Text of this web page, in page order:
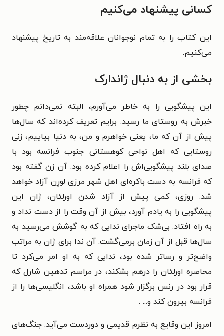
کسانی پیشنهاد می‌کنیم
این کتاب را به تمام نوجوانان علاقه‌مند به تاریخ پیشنهاد
می‌کنیم.
بخشی از به دنبال ژاندارک
این پیشگویی را به خاطر می‌آورم، البته نمی‌دانم چطور
خبرش به روستای ما رسید. برایم تعریف کرده‌اند که سال‌ها
پیش از آن که ما، یعنی خواهرم و من، به دنیا بیاییم، زنی
روستایی که اهل نواحی کوهستانی جنوب فرانسه بود با
صدای بلند پیشگویی‌اش را اعلام کرده بود. آن زن گفته بود
که فرانسه به دست باکره‌ای اهل شهر مرزی لورِن آزاد خواهد
شد. روزی، کمی پیش از آزاد شدن اورلئان، ژان این
پیشگویی را به یادم آورد، بیش از آن وقت را از دست نداد و
به راه افتاد. بی‌شک ماجرای ندایی که به گوشش می‌رسید به
سال‌ها قبل از آن زمان برمی‌گشت. آن ندا برای ژان به مراتب
واضح‌تر و رساتر شده بود، ندایی که به او امر می‌کرد تا
محاصره اورلئان را درهم بشکند، در مراسم تدهین شارل که
قرار بود در رنس برگزار شود همراه او باشد، انگلیسی‌ها را از
فرانسه بیرون کند و... .
امروز این وقایع به نظرم قدیمی و دوردست می‌آید. جنگ‌های